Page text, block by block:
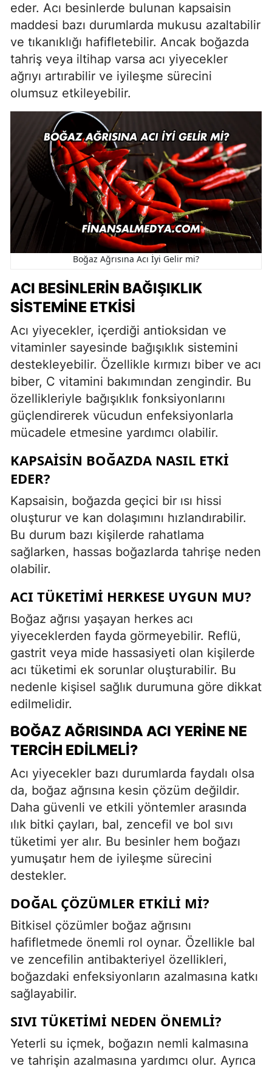
eder. Acı besinlerde bulunan kapsaisin
maddesi bazı durumlarda mukusu azaltabilir
ve tıkanıklığı hafifletebilir. Ancak boğazda
tahriş veya iltihap varsa acı yiyecekler
ağrıyı artırabilir ve iyileşme sürecini
olumsuz etkileyebilir.
Boğaz Ağrısına Acı İyi Gelir mi?
ACI BESINLERIN BAĞIŞIKLIK
SISTEMINE ETKISI
Acı yiyecekler, içerdiği antioksidan ve
vitaminler sayesinde bağışıklık sistemini
destekleyebilir. Özellikle kırmızı biber ve acı
biber, C vitamini bakımından zengindir. Bu
özellikleriyle bağışıklık fonksiyonlarını
güçlendirerek vücudun enfeksiyonlarla
mücadele etmesine yardımcı olabilir.
KAPSAISIN BOĞAZDA NASIL ETKI
EDER?
Kapsaisin, boğazda geçici bir ısı hissi
oluşturur ve kan dolaşımını hızlandırabilir.
Bu durum bazı kişilerde rahatlama
sağlarken, hassas boğazlarda tahrişe neden
olabilir.
ACI TÜKETIMI HERKESE UYGUN MU?
Boğaz ağrısı yaşayan herkes acı
yiyeceklerden fayda görmeyebilir. Reflü,
gastrit veya mide hassasiyeti olan kişilerde
acı tüketimi ek sorunlar oluşturabilir. Bu
nedenle kişisel sağlık durumuna göre dikkat
edilmelidir.
BOĞAZ AĞRISINDA ACI YERINE NE
TERCIH EDILMELI?
Acı yiyecekler bazı durumlarda faydalı olsa
da, boğaz ağrısına kesin çözüm değildir.
Daha güvenli ve etkili yöntemler arasında
ılık bitki çayları, bal, zencefil ve bol sıvı
tüketimi yer alır. Bu besinler hem boğazı
yumuşatır hem de iyileşme sürecini
destekler.
DOĞAL ÇÖZÜMLER ETKILI MI?
Bitkisel çözümler boğaz ağrısını
hafifletmede önemli rol oynar. Özellikle bal
ve zencefilin antibakteriyel özellikleri,
boğazdaki enfeksiyonların azalmasına katkı
sağlayabilir.
SIVI TÜKETIMI NEDEN ÖNEMLI?
Yeterli su içmek, boğazın nemli kalmasına
ve tahrişin azalmasına yardımcı olur. Ayrıca